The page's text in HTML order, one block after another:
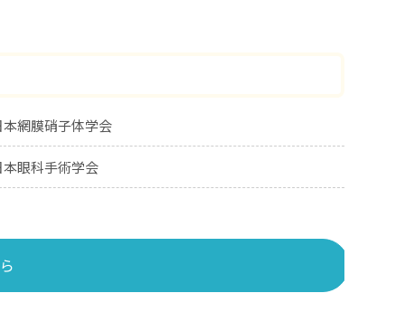
本網膜硝子体学会
本眼科手術学会